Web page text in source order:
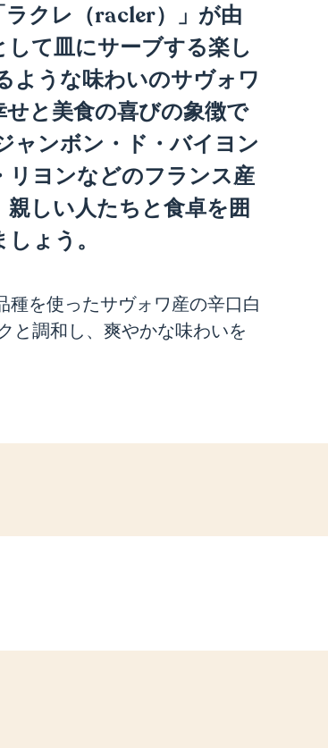
クレ（racler）」が由
て皿にサーブする楽し
ような味わいのサヴォワ
と美食の喜びの象徴で
ャンボン・ド・バイヨン
リヨンなどのフランス産
しい人たちと食卓を囲
ょう。
種を使ったサヴォワ産の辛口白
と調和し、爽やかな味わいを